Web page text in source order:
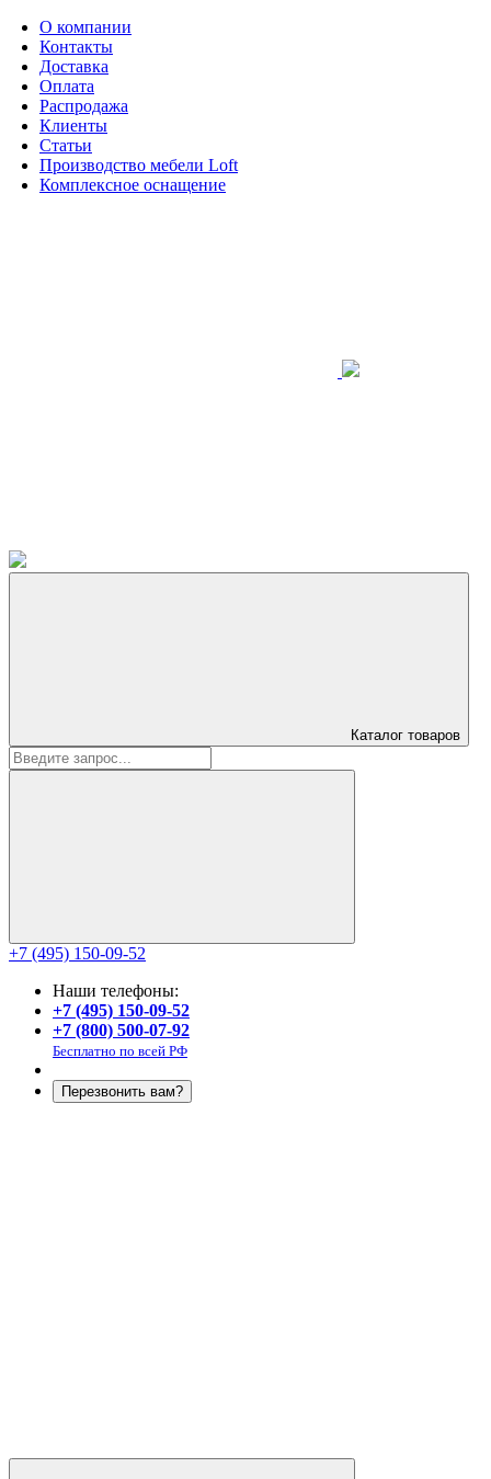
О компании
Контакты
Доставка
Оплата
Распродажа
Клиенты
Статьи
Производство мебели Loft
Комплексное оснащение
Каталог товаров
+7 (495) 150-09-52
Наши телефоны:
+7 (495) 150-09-52
+7 (800) 500-07-92
Бесплатно по всей РФ
Перезвонить вам?